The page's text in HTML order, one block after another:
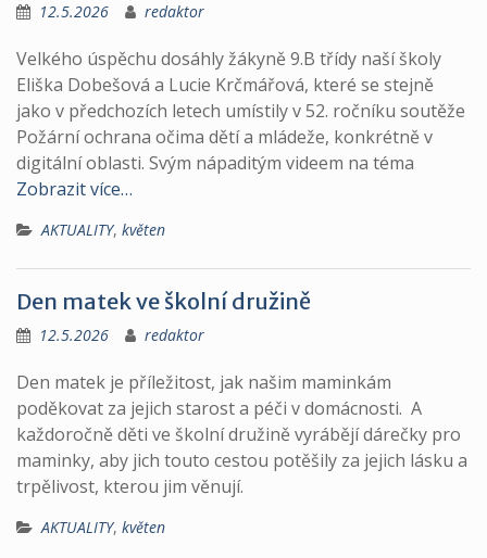
12.5.2026 redaktor
Velkého úspěchu dosáhly žákyně 9.B třídy naší školy
Eliška Dobešová a Lucie Krčmářová, které se stejně
jako v předchozích letech umístily v 52. ročníku soutěže
Požární ochrana očima dětí a mládeže, konkrétně v
digitální oblasti. Svým nápaditým videem na téma
Zobrazit více…
AKTUALITY, květen
Den matek ve školní družině
12.5.2026 redaktor
Den matek je příležitost, jak našim maminkám
poděkovat za jejich starost a péči v domácnosti. A
každoročně děti ve školní družině vyrábějí dárečky pro
maminky, aby jich touto cestou potěšily za jejich lásku a
trpělivost, kterou jim věnují.
AKTUALITY, květen